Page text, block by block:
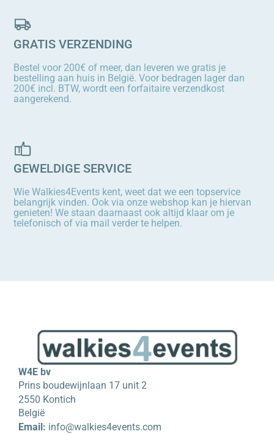
GRATIS VERZENDING
Bestel voor 200€ of meer, dan leveren we gratis je
bestelling aan huis in België. Voor bedragen lager dan
200€ incl. BTW, wordt een forfaitaire verzendkost
aangerekend.
GEWELDIGE SERVICE
Wie Walkies4Events kent, weet dat we een topservice
belangrijk vinden. Ook via onze webshop kan je hiervan
genieten! We staan daarnaast ook altijd klaar om je
telefonisch of via mail verder te helpen.
W4E bv
Prins boudewijnlaan 17 unit 2
2550 Kontich
België
Email: info@walkies4events.com